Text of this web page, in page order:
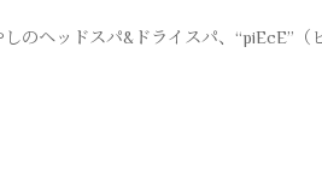
ヘッドスパ&ドライスパ、“piEcE”（